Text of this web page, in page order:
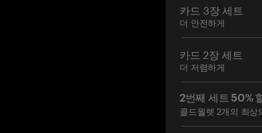
카드 3장 세트
더 안전하게
카드 2장 세트
더 저렴하게
2번째 세트 50%
콜드월렛 2개의 최상